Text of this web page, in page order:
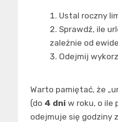
Ustal roczny
Sprawdź, ile
zależnie od
Odejmij
Warto pamiętać, że
(do 4 dni w roku, o ile
odejmuje się godziny